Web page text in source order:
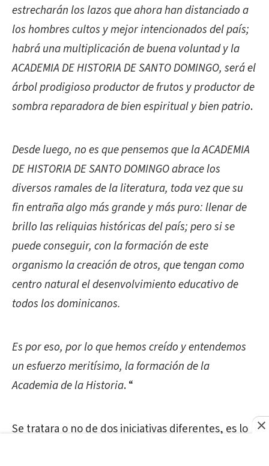
estrecharán los lazos que ahora han distanciado a
los hombres cultos y mejor intencionados del país;
habrá una multiplicación de buena voluntad y la
ACADEMIA DE HISTORIA DE SANTO DOMINGO, será el
árbol prodigioso productor de frutos y productor de
sombra reparadora de bien espiritual y bien patrio.
Desde luego, no es que pensemos que la ACADEMIA
DE HISTORIA DE SANTO DOMINGO abrace los
diversos ramales de la literatura, toda vez que su
fin entraña algo más grande y más puro: llenar de
brillo las reliquias históricas del país; pero si se
puede conseguir, con la formación de este
organismo la creación de otros, que tengan como
centro natural el desenvolvimiento educativo de
todos los dominicanos.
Es por eso, por lo que hemos creído y entendemos
un esfuerzo meritísimo, la formación de la
Academia de la Historia. “
Se tratara o no de dos iniciativas diferentes, es lo